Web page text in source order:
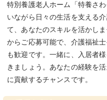
特別養護老人ホーム「特養さ
いながら日々の生活を支える
て、あなたのスキルを活かし
からご応募可能で、介護福祉
も歓迎です。一緒に、入居者
きましょう。あなたの経験を
に貢献するチャンスです。